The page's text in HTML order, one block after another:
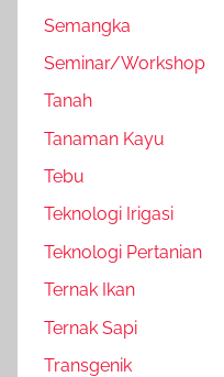
Semangka
Seminar/Workshop
Tanah
Tanaman Kayu
Tebu
Teknologi Irigasi
Teknologi Pertanian
Ternak Ikan
Ternak Sapi
Transgenik